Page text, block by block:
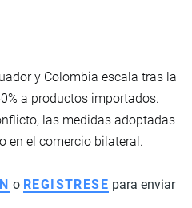
y Colombia escala tras la
a productos importados.
las medidas adoptadas
en el comercio bilateral.
o REGISTRESE para enviar